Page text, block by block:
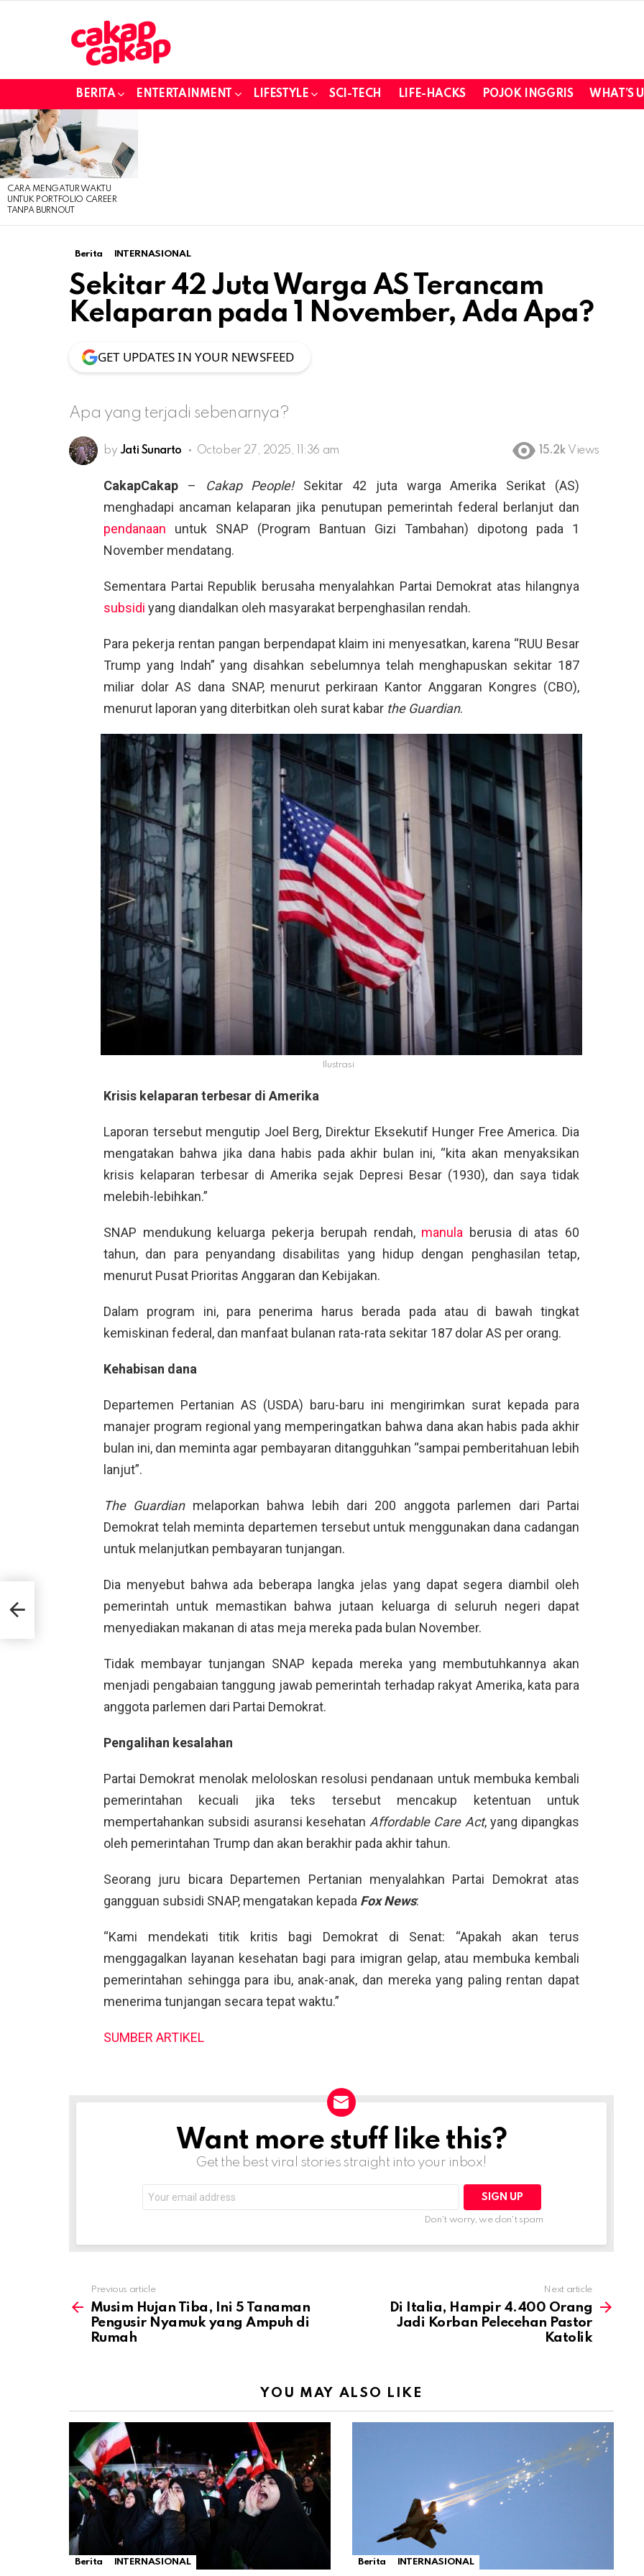
BERITA ENTERTAINMENT LIFESTYLE SCI-TECH LIFE-HACKS POJOK INGGRIS WHAT’S
LATEST
STORIES
CARA MENGATUR WAKTU
UNTUK PORTFOLIO CAREER
TANPA BURNOUT
Berita INTERNASIONAL
Sekitar 42 Juta Warga AS Terancam
Kelaparan pada 1 November, Ada Apa?
GET UPDATES IN YOUR NEWSFEED
Apa yang terjadi sebenarnya?
by Jati Sunarto October 27, 2025, 11:36 am 15.2k Views
CakapCakap – Cakap People!Sekitar 42 juta warga Amerika Serikat (AS)
menghadapi ancaman kelaparan jika penutupan pemerintah federal berlanjut dan
pendanaan untuk SNAP (Program Bantuan Gizi Tambahan) dipotong pada 1
November mendatang.
Sementara Partai Republik berusaha menyalahkan Partai Demokrat atas hilangnya
subsidi yang diandalkan oleh masyarakat berpenghasilan rendah.
Para pekerja rentan pangan berpendapat klaim ini menyesatkan, karena “RUU Besar
Trump yang Indah” yang disahkan sebelumnya telah menghapuskan sekitar 187
miliar dolar AS dana SNAP, menurut perkiraan Kantor Anggaran Kongres (CBO),
menurut laporan yang diterbitkan oleh surat kabar the Guardian.
Ilustrasi
Krisis kelaparan terbesar di Amerika
Laporan tersebut mengutip Joel Berg, Direktur Eksekutif Hunger Free America. Dia
mengatakan bahwa jika dana habis pada akhir bulan ini, “kita akan menyaksikan
krisis kelaparan terbesar di Amerika sejak Depresi Besar (1930), dan saya tidak
melebih-lebihkan.”
SNAP mendukung keluarga pekerja berupah rendah, manula berusia di atas 60
tahun, dan para penyandang disabilitas yang hidup dengan penghasilan tetap,
menurut Pusat Prioritas Anggaran dan Kebijakan.
Dalam program ini, para penerima harus berada pada atau di bawah tingkat
kemiskinan federal, dan manfaat bulanan rata-rata sekitar 187 dolar AS per orang.
Kehabisan dana
Departemen Pertanian AS (USDA) baru-baru ini mengirimkan surat kepada para
manajer program regional yang memperingatkan bahwa dana akan habis pada akhir
bulan ini, dan meminta agar pembayaran ditangguhkan “sampai pemberitahuan lebih
lanjut”.
The Guardianmelaporkan bahwa lebih dari 200 anggota parlemen dari Partai
Demokrat telah meminta departemen tersebut untuk menggunakan dana cadangan
untuk melanjutkan pembayaran tunjangan.
Dia menyebut bahwa ada beberapa langka jelas yang dapat segera diambil oleh
pemerintah untuk memastikan bahwa jutaan keluarga di seluruh negeri dapat
menyediakan makanan di atas meja mereka pada bulan November.
Tidak membayar tunjangan SNAP kepada mereka yang membutuhkannya akan
menjadi pengabaian tanggung jawab pemerintah terhadap rakyat Amerika, kata para
anggota parlemen dari Partai Demokrat.
Pengalihan kesalahan
Partai Demokrat menolak meloloskan resolusi pendanaan untuk membuka kembali
pemerintahan kecuali jika teks tersebut mencakup ketentuan untuk
mempertahankan subsidi asuransi kesehatan Affordable Care Act, yang dipangkas
oleh pemerintahan Trump dan akan berakhir pada akhir tahun.
Seorang juru bicara Departemen Pertanian menyalahkan Partai Demokrat atas
gangguan subsidi SNAP, mengatakan kepada Fox News:
“Kami mendekati titik kritis bagi Demokrat di Senat: “Apakah akan terus
menggagalkan layanan kesehatan bagi para imigran gelap, atau membuka kembali
pemerintahan sehingga para ibu, anak-anak, dan mereka yang paling rentan dapat
menerima tunjangan secara tepat waktu.”
SUMBER ARTIKEL
NEWSLETTERWant more stuff like this?
Get the best viral stories straight into your inbox!
address:
Don't worry, we don't spam
more
Previous article
Musim Hujan Tiba, Ini 5 Tanaman
Pengusir Nyamuk yang Ampuh di
Rumah
Next article
Di Italia, Hampir 4.400 Orang
Jadi Korban Pelecehan Pastor
Katolik
YOU MAY ALSO LIKE
Berita INTERNASIONAL Berita INTERNASIONAL